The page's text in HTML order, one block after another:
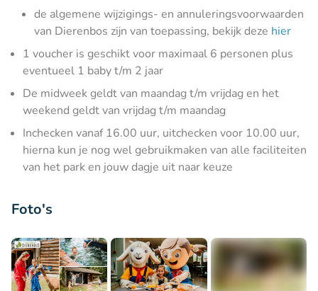
de algemene wijzigings- en annuleringsvoorwaarden
van Dierenbos zijn van toepassing, bekijk deze hier
1 voucher is geschikt voor maximaal 6 personen plus
eventueel 1 baby t/m 2 jaar
De midweek geldt van maandag t/m vrijdag en het
weekend geldt van vrijdag t/m maandag
Inchecken vanaf 16.00 uur, uitchecken voor 10.00 uur,
hierna kun je nog wel gebruikmaken van alle faciliteiten
van het park en jouw dagje uit naar keuze
Foto's